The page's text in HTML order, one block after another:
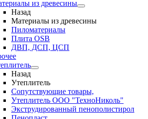
из древесины
Назад
Материалы из древесины
Пиломатериалы
Плита OSB
ДВП, ДСП, ЦСП
Назад
Утеплитель
Сопутствующие товары,
Утеплитель ООО "ТехноНиколь"
Экструдированный пенополистирол